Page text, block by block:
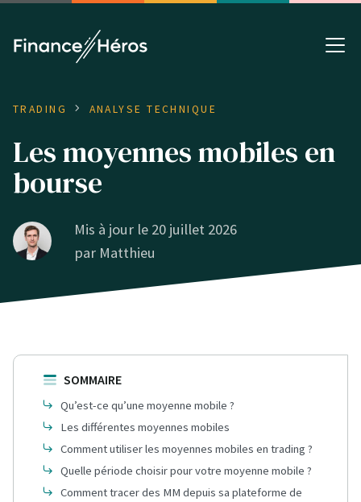
TRADING ANALYSE TECHNIQUE
Les moyennes mobiles en
bourse
Mis à jour le 20 juillet 2026
par Matthieu
SOMMAIRE
Qu’est-ce qu’une moyenne mobile ?
Les différentes moyennes mobiles
Comment utiliser les moyennes mobiles en trading ?
Quelle période choisir pour votre moyenne mobile ?
Comment tracer des MM depuis sa plateforme de